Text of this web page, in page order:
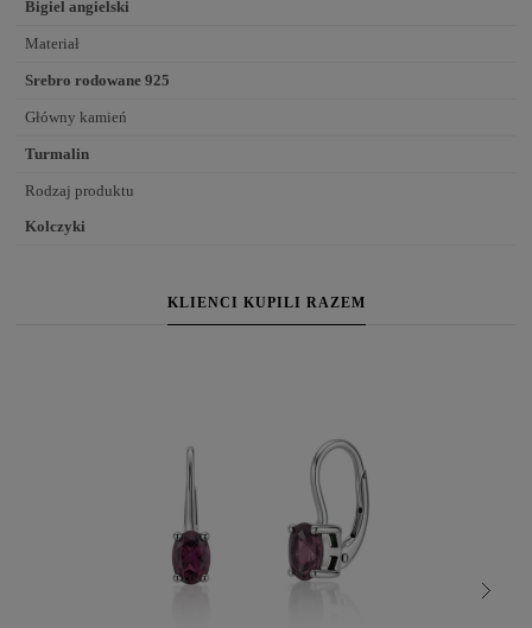
Bigiel angielski
Materiał
Srebro rodowane 925
Główny kamień
Turmalin
Rodzaj produktu
Kolczyki
KLIENCI KUPILI RAZEM